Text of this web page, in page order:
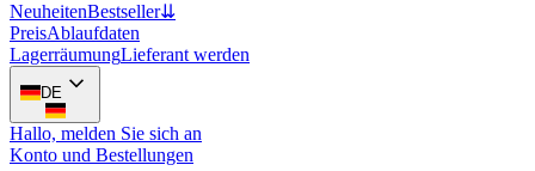
NeuheitenBestseller⇊
PreisAblaufdaten
LagerräumungLieferant werden
DE
Hallo, melden Sie sich an
Konto und Bestellungen